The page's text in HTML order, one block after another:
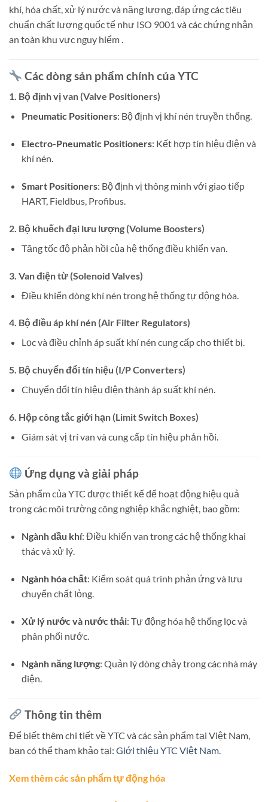
khí, hóa chất, xử lý nước và năng lượng, đáp ứng các tiêu
chuẩn chất lượng quốc tế như ISO 9001 và các chứng nhận
an toàn khu vực nguy hiểm.
Các dòng sản phẩm chính của YTC
1. Bộ định vị van (Valve Positioners)
Pneumatic Positioners: Bộ định vị khí nén truyền thống.
Electro-Pneumatic Positioners: Kết hợp tín hiệu điện và
khí nén.
Smart Positioners: Bộ định vị thông minh với giao tiếp
HART, Fieldbus, Profibus.
2. Bộ khuếch đại lưu lượng (Volume Boosters)
Tăng tốc độ phản hồi của hệ thống điều khiển van.
3. Van điện từ (Solenoid Valves)
Điều khiển dòng khí nén trong hệ thống tự động hóa.
4. Bộ điều áp khí nén (Air Filter Regulators)
Lọc và điều chỉnh áp suất khí nén cung cấp cho thiết bị.
5. Bộ chuyển đổi tín hiệu (I/P Converters)
Chuyển đổi tín hiệu điện thành áp suất khí nén.
6. Hộp công tắc giới hạn (Limit Switch Boxes)
Giám sát vị trí van và cung cấp tín hiệu phản hồi.
Ứng dụng và giải pháp
Sản phẩm của YTC được thiết kế để hoạt động hiệu quả
trong các môi trường công nghiệp khắc nghiệt, bao gồm:
Ngành dầu khí: Điều khiển van trong các hệ thống khai
thác và xử lý.
Ngành hóa chất: Kiểm soát quá trình phản ứng và lưu
chuyển chất lỏng.
Xử lý nước và nước thải: Tự động hóa hệ thống lọc và
phân phối nước.
Ngành năng lượng: Quản lý dòng chảy trong các nhà máy
điện.
Thông tin thêm
Để biết thêm chi tiết về YTC và các sản phẩm tại Việt Nam,
bạn có thể tham khảo tại: Giới thiệu YTC Việt Nam.
Xem thêm các sản phẩm tự động hóa